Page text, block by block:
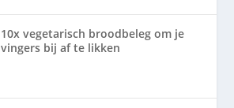
10x vegetarisch broodbeleg om je
vingers bij af te likken